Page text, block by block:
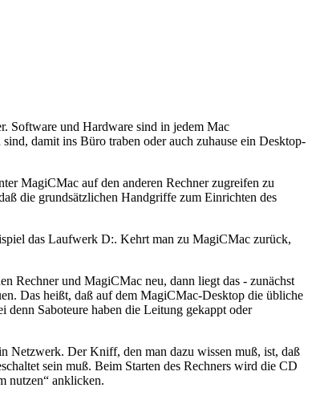
Software und Hardware sind in jedem Mac
damit ins Büro traben oder auch zuhause ein Desktop-
MagiCMac auf den anderen Rechner zugreifen zu
die grundsätzlichen Handgriffe zum Einrichten des
das Laufwerk D:. Kehrt man zu MagiCMac zurück,
Rechner und MagiCMac neu, dann liegt das - zunächst
Das heißt, daß auf dem MagiCMac-Desktop die übliche
Saboteure haben die Leitung gekappt oder
Netzwerk. Der Kniff, den man dazu wissen muß, ist, daß
sein muß. Beim Starten des Rechners wird die CD
nutzen“ anklicken.